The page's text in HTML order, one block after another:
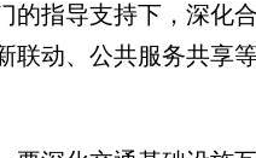
指导支持下，深化
联动、公共服务共享